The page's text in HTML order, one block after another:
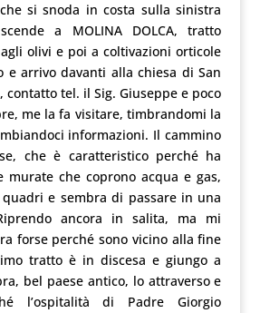
si snoda in costa sulla sinistra
a MOLINA DOLCA, tratto
olivi e poi a coltivazioni orticole
e arrivo davanti alla chiesa di San
contatto tel. il Sig. Giuseppe e poco
me la fa visitare, timbrandomi la
informazioni. Il cammino
che è caratteristico perché ha
che coprono acqua e gas,
e sembra di passare in una
ancora in salita, ma mi
forse perché sono vicino alla fine
tratto è in discesa e giungo a
bel paese antico, lo attraverso e
l’ospitalità di Padre Giorgio